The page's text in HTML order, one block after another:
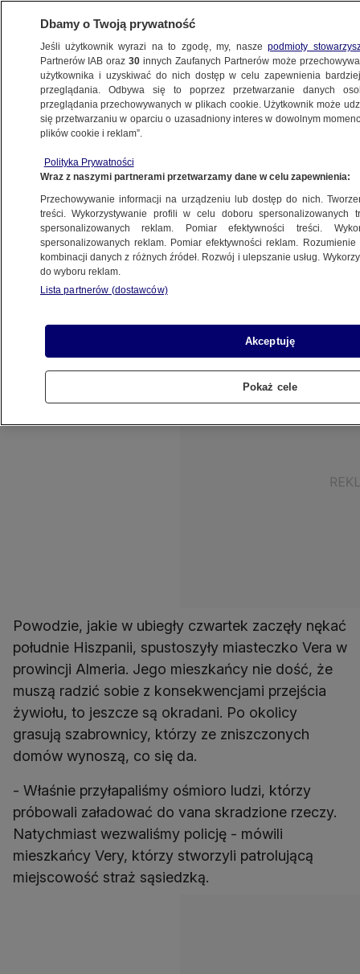
METEO
NAJNOWSZE
Szabrownicy plądrują zalane domy
3.10.2012, 16:57
Udostępnij
Kolejne zmartwienie mają mieszkańcy
zalane domy okradają szabrownicy.
Powodzie, jakie w ubiegły czwartek zaczęły nękać
południe Hiszpanii, spustoszyły miasteczko Vera w
prowincji Almeria. Jego mieszkańcy nie dość, że
muszą radzić sobie z konsekwencjami przejścia
żywiołu, to jeszcze są okradani. Po okolicy
grasują szabrownicy, którzy ze zniszczonych
domów wynoszą, co się da.
- Właśnie przyłapaliśmy ośmioro ludzi, którzy
próbowali załadować do vana skradzione rzeczy.
Natychmiast wezwaliśmy policję - mówili
mieszkańcy Very, którzy stworzyli patrolującą
miejscowość straż sąsiedzką.
Dbamy o Twoją prywatność
Jeśli użytkownik wyrazi na to zgodę, my, naszepodmioty
Partnerów IAB oraz30 innych Zaufanych Partnerów może
użytkownika i uzyskiwać do nich dostęp w celu zapewnienia
przeglądania. Odbywa się to poprzez przetwarzanie danych
przeglądania przechowywanych w plikach cookie. Użytkownik może
się przetwarzaniu w oparciu o uzasadniony interes w dowolnym
plików cookie i reklam”.
Polityka Prywatności
Wraz z naszymi partnerami przetwarzamy dane w celu zapewnienia:
Przechowywanie informacji na urządzeniu lub dostęp do nich.
treści. Wykorzystywanie profili w celu doboru spersonalizowanych
spersonalizowanych reklam. Pomiar efektywności treści.
spersonalizowanych reklam. Pomiar efektywności reklam.
kombinacji danych z różnych źródeł. Rozwój i ulepszanie usług.
do wyboru reklam.
Lista partnerów (dostawców)
Akceptuję
Pokaż cele